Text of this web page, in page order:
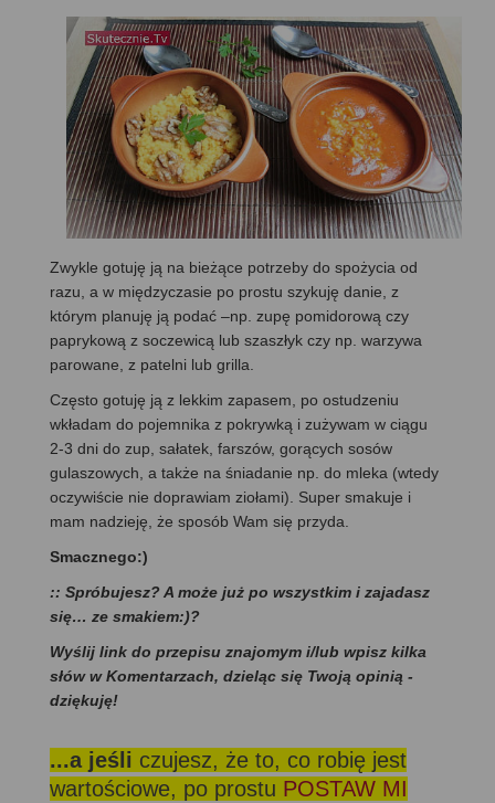
Zwykle gotuję ją na bieżące potrzeby do spożycia od
razu, a w międzyczasie po prostu szykuję danie, z
którym planuję ją podać –np. zupę pomidorową czy
paprykową z soczewicą lub szaszłyk czy np. warzywa
parowane, z patelni lub grilla.
Często gotuję ją z lekkim zapasem, po ostudzeniu
wkładam do pojemnika z pokrywką i zużywam w ciągu
2-3 dni do zup, sałatek, farszów, gorących sosów
gulaszowych, a także na śniadanie np. do mleka (wtedy
oczywiście nie doprawiam ziołami). Super smakuje i
mam nadzieję, że sposób Wam się przyda.
Smacznego:)
:: Spróbujesz? A może już po wszystkim i zajadasz
się… ze smakiem:)?
Wyślij link do przepisu znajomym i/lub wpisz kilka
słów w Komentarzach, dzieląc się Twoją opinią -
dziękuję!
...a jeśli czujesz, że to, co robię jest
wartościowe, po prostu POSTAW MI